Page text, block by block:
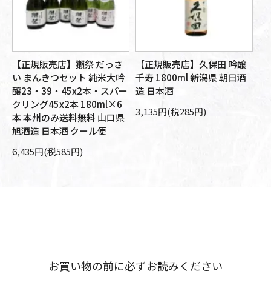
【正規販売店】獺祭 だっさ
い まんきつセット 純米大吟
醸23・39・45x2本・スパー
クリング45x2本 180ml×6
本 本州のみ送料無料 山口県
旭酒造 日本酒 クール便
6,435円(税585円)
【正規販売店】久保田 吟醸
千寿 1800ml 新潟県 朝日酒
造 日本酒
3,135円(税285円)
お買い物の前に必ずお読みください